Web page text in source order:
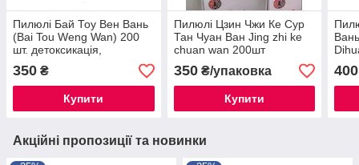
Пилюлі Бай Тоу Вен Вань
(Bai Tou Weng Wan) 200
шт. детоксикація,
охолодження крові,
запобігання дизентерії
350 ₴
Купити
Пилюлі Цзин Чжи Ке Сур
Тан Чуан Ван Jing zhi ke
chuan wan 200шт
лихоманки, застуди та
кашлю
350₴/упаковка
Купити
400
Акційні пропозиції та новинки